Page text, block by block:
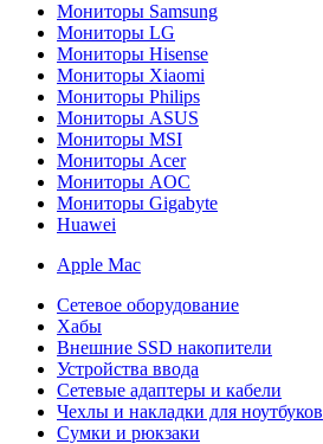
Мониторы Samsung
Мониторы LG
Мониторы Hisense
Мониторы Xiaomi
Мониторы Philips
Мониторы ASUS
Мониторы MSI
Мониторы Acer
Мониторы AOC
Мониторы Gigabyte
Huawei
Apple Mac
Сетевое оборудование
Хабы
Внешние SSD накопители
Устройства ввода
Сетевые адаптеры и кабели
Чехлы и накладки для ноутбуков
Сумки и рюкзаки